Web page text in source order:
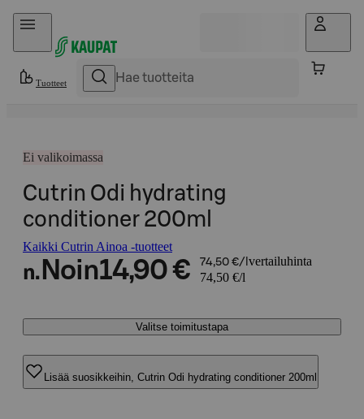
Hyppää sisältöön
Tuotteet
Ei valikoimassa
Cutrin Odi hydrating
conditioner 200ml
Kaikki Cutrin Ainoa -tuotteet
n. Noin14,90 € 74,50 €/l vertailuhinta
74,50 €/l
Valitse toimitustapa
Lisää suosikkeihin, Cutrin Odi hydrating conditioner 200ml